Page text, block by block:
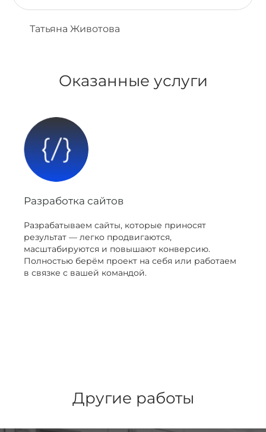
Татьяна Животова
Оказанные услуги
Разработка сайтов
Разрабатываем сайты, которые приносят
результат — легко продвигаются,
масштабируются и повышают конверсию.
Полностью берём проект на себя или работаем
в связке с вашей командой.
Другие работы